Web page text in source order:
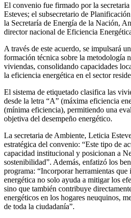
El convenio fue firmado por la
Esteves; el subsecretario de
la Secretaría de Energía de la Nación,
director nacional de Eficiencia
A través de este acuerdo, se impulsará
formación técnica sobre la metodología
viviendas, consolidando capacidades
la eficiencia energética en el sector
El sistema de etiquetado clasifica las
desde la letra “A” (máxima eficiencia
(mínima eficiencia), permitiendo una
objetiva del desempeño energético.
La secretaria de Ambiente, Leticia
estratégica del convenio: “Este tipo de
capacidad institucional y posicionan a
sostenibilidad”. Además, enfatizó los
programa: “Incorporar herramientas
energética no solo ayuda a mitigar los
sino que también contribuye
energéticos en los hogares neuquinos,
de toda la ciudadanía”.